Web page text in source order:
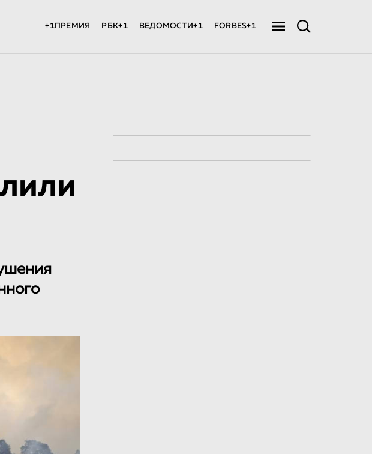
+1ПРЕМИЯ РБК+1 ВЕДОМОСТИ+1 FORBES+1